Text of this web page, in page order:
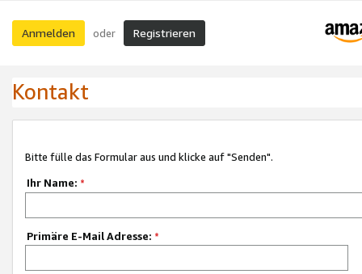
Anmelden oder Registrieren
Kontakt
Bitte fülle das Formular aus und klicke auf "Senden".
Ihr Name: *
Primäre E-Mail Adresse: *